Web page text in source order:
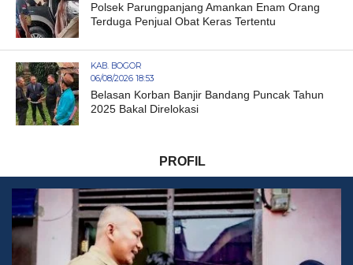
Polsek Parungpanjang Amankan Enam Orang
Terduga Penjual Obat Keras Tertentu
KAB. BOGOR
06/08/2026 18:53
Belasan Korban Banjir Bandang Puncak Tahun
2025 Bakal Direlokasi
PROFIL